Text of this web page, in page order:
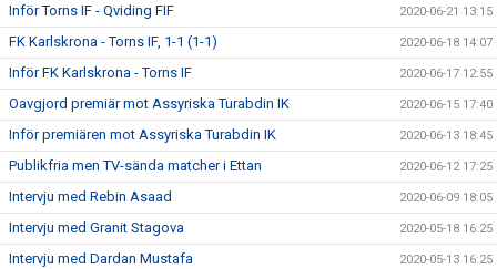
Inför Torns IF - Qviding FIF 2020-06-21 13:15
FK Karlskrona - Torns IF, 1-1 (1-1) 2020-06-18 14:07
Inför FK Karlskrona - Torns IF 2020-06-17 12:55
Oavgjord premiär mot Assyriska Turabdin IK 2020-06-15 17:40
Inför premiären mot Assyriska Turabdin IK 2020-06-13 18:45
Publikfria men TV-sända matcher i Ettan 2020-06-12 17:25
Intervju med Rebin Asaad 2020-06-09 18:05
Intervju med Granit Stagova 2020-05-18 16:25
Intervju med Dardan Mustafa 2020-05-13 16:25